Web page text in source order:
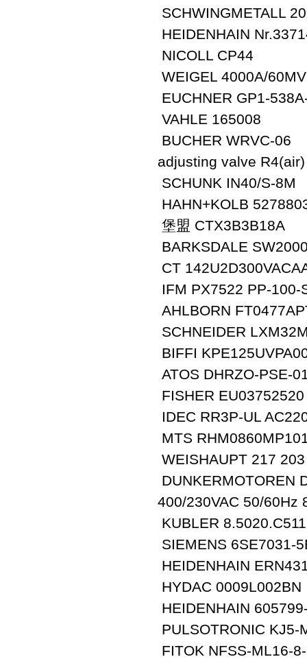
SCHWINGMETALL
HEIDENHAIN
NICOLL CP44
WEIGEL 4000A/60MV
EUCHNER GP1-
VAHLE 165008
BUCHER WRVC-06
adjusting valve
SCHUNK IN40/S-8M
HAHN+KOLB
堡盟 CTX3B3B18A
BARKSDALE
CT
IFM PX7522 PP-100-
AHLBORN
SCHNEIDER
BIFFI
ATOS DHRZO-PSE-
FISHER EU03752520
IDEC RR3P-UL
MTS
WEISHAUPT 217
DUNKERMOTOREN
400/230VAC 50/60Hz
KUBLER
SIEMENS 6SE7031-
HEIDENHAIN
HYDAC 0009L002BN
HEIDENHAIN
PULSOTRONIC KJ5-
FITOK NFSS-ML16-